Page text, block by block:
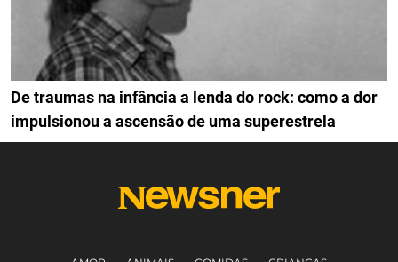
De traumas na infância a lenda do rock: como a dor
impulsionou a ascensão de uma superestrela